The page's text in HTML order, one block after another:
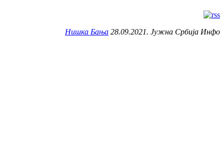
Нишка Бања 28.09.2021. Јужна Србија Инфо